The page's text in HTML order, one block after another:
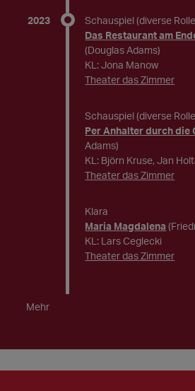
2023
Schauspiel (diverse
Das Restaurant am
(Douglas Adams)
KL: Jona Manow
Theater das Zimmer
Schauspiel (diverse
Per Anhalter durch die
Adams)
KL: Björn Kruse, Jan
Theater das Zimmer
Klara
Maria Magdalena
KL: Lars Ceglecki
Theater das Zimmer
Mehr